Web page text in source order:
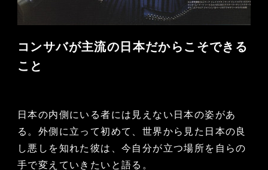
コンサバが主流の日本だからこそできる
こと
日本の内側にいる者には見えない日本の姿があ
る。外側に立って初めて、世界から見た日本の良
し悪しを知れた彼は、今自分が立つ場所を自らの
手で変えていきたいと語る。